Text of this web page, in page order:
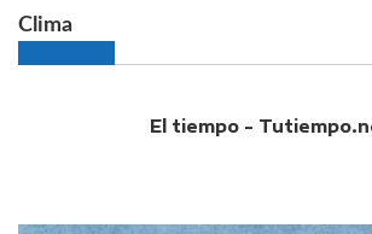
Clima
El tiempo -